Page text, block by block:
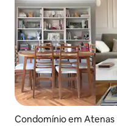
Condomínio em Atenas